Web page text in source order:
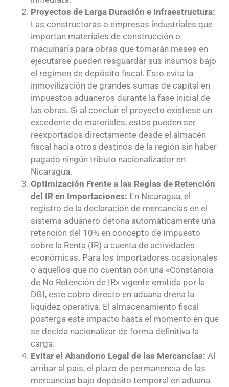
Proyectos de Larga Duración e Infraestructura:
Las constructoras o empresas industriales que
importan materiales de construcción o
maquinaria para obras que tomarán meses en
ejecutarse pueden resguardar sus insumos bajo
el régimen de depósito fiscal. Esto evita la
inmovilización de grandes sumas de capital en
impuestos aduaneros durante la fase inicial de
las obras. Si al concluir el proyecto existiese un
excedente de materiales, estos pueden ser
reexportados directamente desde el almacén
fiscal hacia otros destinos de la región sin haber
pagado ningún tributo nacionalizador en
Nicaragua.
Optimización Frente a las Reglas de Retención
del IR en Importaciones: En Nicaragua, el
registro de la declaración de mercancías en el
sistema aduanero detona automáticamente una
retención del 10% en concepto de Impuesto
sobre la Renta (IR) a cuenta de actividades
económicas. Para los importadores ocasionales
o aquellos que no cuentan con una «Constancia
de No Retención de IR» vigente emitida por la
DGI, este cobro directo en aduana drena la
liquidez operativa. El almacenamiento fiscal
posterga este impacto hasta el momento en que
se decida nacionalizar de forma definitiva la
carga.
Evitar el Abandono Legal de las Mercancías: Al
arribar al país, el plazo de permanencia de las
mercancías bajo depósito temporal en aduana